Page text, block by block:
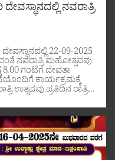
ನವರಾತ್ರಿ
22-09-2025
ನವರಾತ್ರಿ ಮಹೋತ್ಸವವು
ಗಂಟೆಗೆ ದೇವತಾ
ಕಾರ್ಯಕ್ರಮಕ್ಕೆ
ಉತ್ಸವವು ಪ್ರತಿದಿನ ರಾತ್ರಿ…